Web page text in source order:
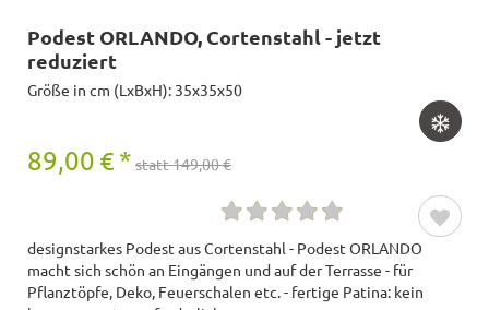
Podest ORLANDO, Cortenstahl - jetzt
reduziert
Größe in cm (LxBxH): 35x35x50
89,00 € * statt 149,00 €
designstarkes Podest aus Cortenstahl - Podest ORLANDO
macht sich schön an Eingängen und auf der Terrasse - für
Pflanztöpfe, Deko, Feuerschalen etc. - fertige Patina: kein